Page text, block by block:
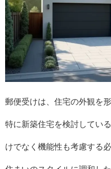
郵便受けは、住宅の外観を
特に新築住宅を検討してい
けでなく機能性も考慮する